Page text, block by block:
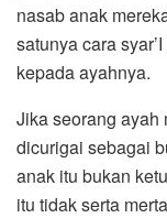
nasab anak
satunya cara
kepada ayahnya.
Jika seorang ayah
dicurigai sebagai
anak itu bukan
itu tidak serta